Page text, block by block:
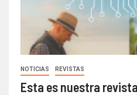
NOTICIAS REVISTAS
Esta es nuestra